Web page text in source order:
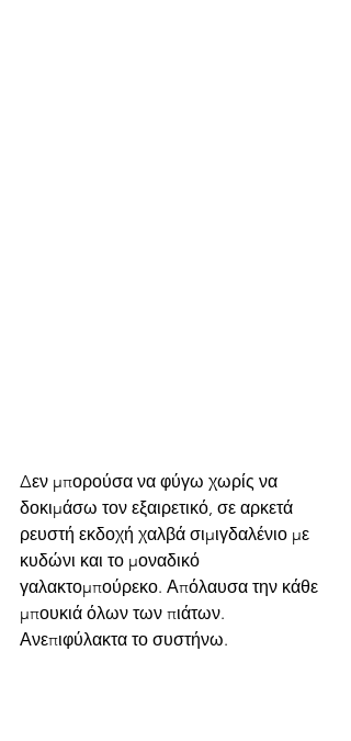
Δεν μπορούσα να φύγω χωρίς να
δοκιμάσω τον εξαιρετικό, σε αρκετά
ρευστή εκδοχή χαλβά σιμιγδαλένιο με
κυδώνι και το μοναδικό
γαλακτομπούρεκο. Απόλαυσα την κάθε
μπουκιά όλων των πιάτων.
Ανεπιφύλακτα το συστήνω.